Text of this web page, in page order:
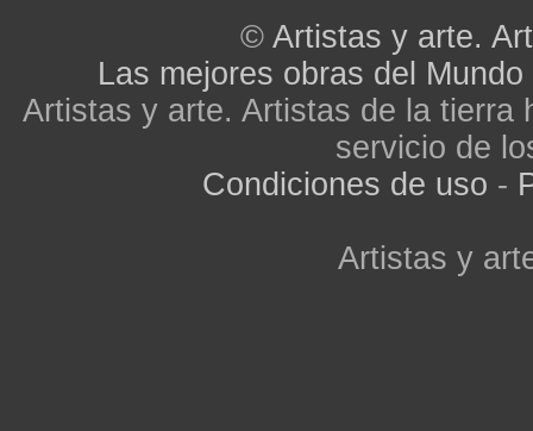
© Artistas y arte.
Las mejores obras del Mundo
Artistas y arte. Artistas de la tierra
servicio de
Condiciones de uso -
Artistas y